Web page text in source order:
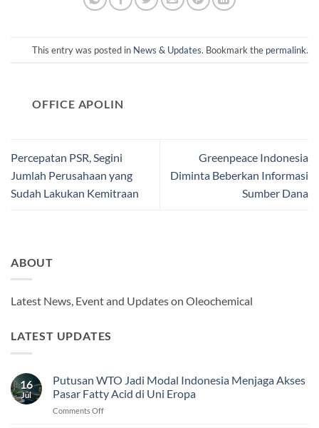
This entry was posted in News & Updates. Bookmark the permalink.
OFFICE APOLIN
Percepatan PSR, Segini
Jumlah Perusahaan yang
Sudah Lakukan Kemitraan
Greenpeace Indonesia
Diminta Beberkan Informasi
Sumber Dana
ABOUT
Latest News, Event and Updates on Oleochemical
LATEST UPDATES
16
Jul
Putusan WTO Jadi Modal Indonesia Menjaga Akses
Pasar Fatty Acid di Uni Eropa
Comments Offon